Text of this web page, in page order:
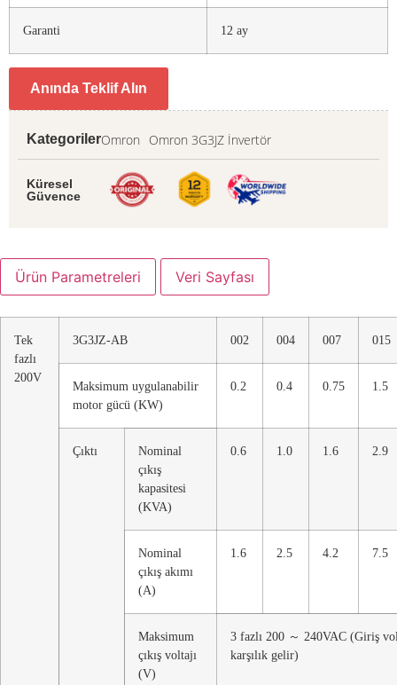
Garanti 12 ay
Anında Teklif Alın
KategorilerOmron Omron 3G3JZ İnvertör
Küresel
Güvence
Ürün Parametreleri Veri Sayfası
Tek
fazlı
200V
3G3JZ-AB 002 004 007 015
Maksimum uygulanabilir
motor gücü (KW)
0.2 0.4 0.75 1.5
Çıktı
Nominal
çıkış
kapasitesi
(KVA)
0.6 1.0 1.6 2.9
Nominal
çıkış akımı
(A)
1.6 2.5 4.2 7.5
Maksimum
çıkış voltajı
(V)
3 fazlı 200 ～ 240VAC (Giriş
karşılık gelir)